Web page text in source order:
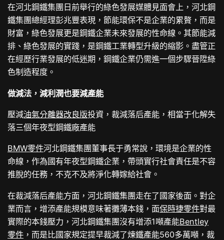
在河北鋼鐵集團日前舉行的綠色發展媒體見面會上，河北鋼
鐵集團總經理彭兆豐表現，節能環保不是企業的累贅，而是
財富，綠色發展更是鋼鐵企業未來發展的性命線。其節能減
排、綠色發展的實踐，是鋼鐵工業轉型升級的縮影。盡管正
在經歷行業發展的低迷期，鋼鐵企業仍需進一個步驟晉陞綠
色制造程度。
做減法，減利潤也要減產能
壓減油氣分離器改良版投資，裁減落后產能，相當于化解失
落三個年夜型鋼鐵廠產能
BMW零件河北鋼鐵集團董事長于勇常說，環境是企業的性
命線，作為國有年夜型鋼鐵企業，帶頭實行社會責任是不容
推脫的任務，不克不及將淨化轉嫁給社會。
在裁減落后產能方面，河北鋼鐵集團走在了國家後面。對企
業而言，增添產能規模意味著攤薄本錢，面保時捷零件對最
實際的本錢壓力，河北鋼鐵集團沒有增添1噸產能Bentley
零件 ，而是比國家規定提早裁減了煉鐵產能560多萬噸，裁